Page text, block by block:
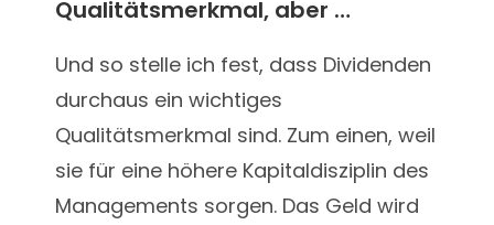
Qualitätsmerkmal, aber …
Und so stelle ich fest, dass Dividenden
durchaus ein wichtiges
Qualitätsmerkmal sind. Zum einen, weil
sie für eine höhere Kapitaldisziplin des
Managements sorgen. Das Geld wird